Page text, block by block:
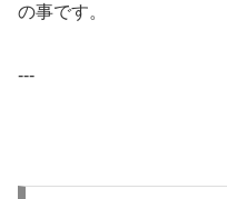
の事です。
---